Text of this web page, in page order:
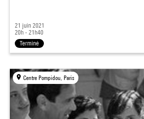
21 juin 2021
20h - 21h40
Terminé
Centre Pompidou, Paris